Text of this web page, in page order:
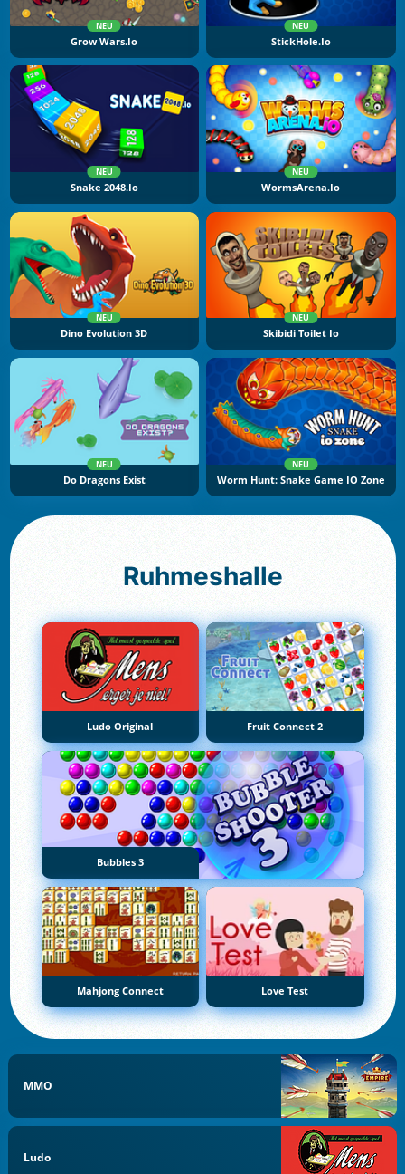
NEU
Grow Wars.io
NEU
StickHole.io
NEU
Snake 2048.io
NEU
WormsArena.io
NEU
Dino Evolution 3D
NEU
Skibidi Toilet Io
NEU
Do Dragons Exist
NEU
Worm Hunt: Snake Game IO Zone
Ruhmeshalle
Ludo Original Fruit Connect 2
Bubbles 3
Mahjong Connect Love Test
MMO
Ludo